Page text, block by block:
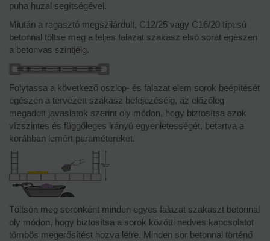
puha huzal segítségével.
Miután a ragasztó megszilárdult, C12/25 vagy C16/20 típusú
betonnal töltse meg a teljes falazat szakasz első sorát egészen
a betonvas szintjéig.
Folytassa a következő oszlop- és falazat elem sorok beépítését
egészen a tervezett szakasz befejezéséig, az előzőleg
megadott javaslatok szerint oly módon, hogy biztosítsa azok
vízszintes és függőleges irányú egyenletességét, betartva a
korábban lemért paramétereket.
Töltsön meg soronként minden egyes falazat szakaszt betonnal
oly módon, hogy biztosítsa a sorok közötti nedves kapcsolatot
tömbös megerősítést hozva létre. Minden sor betonnal történő